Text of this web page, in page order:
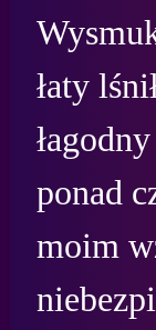
łaty
ponad
moim